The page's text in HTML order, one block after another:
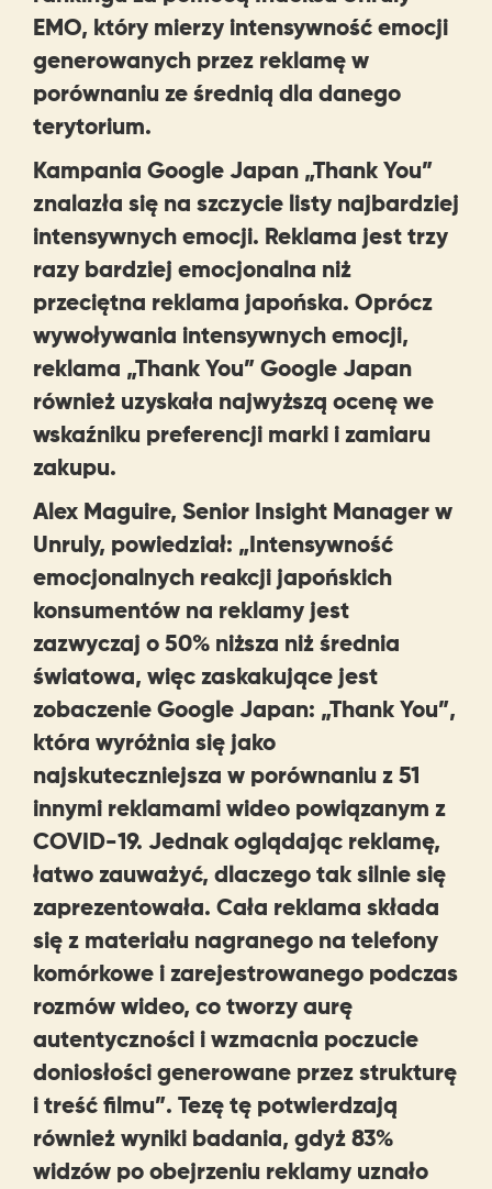
EMO, który mierzy intensywność emocji
generowanych przez reklamę w
porównaniu ze średnią dla danego
terytorium.
Kampania Google Japan „Thank You”
znalazła się na szczycie listy najbardziej
intensywnych emocji. Reklama jest trzy
razy bardziej emocjonalna niż
przeciętna reklama japońska. Oprócz
wywoływania intensywnych emocji,
reklama „Thank You” Google Japan
również uzyskała najwyższą ocenę we
wskaźniku preferencji marki i zamiaru
zakupu.
Alex Maguire, Senior Insight Manager w
Unruly, powiedział: „Intensywność
emocjonalnych reakcji japońskich
konsumentów na reklamy jest
zazwyczaj o 50% niższa niż średnia
światowa, więc zaskakujące jest
zobaczenie Google Japan: „Thank You”,
która wyróżnia się jako
najskuteczniejsza w porównaniu z 51
innymi reklamami wideo powiązanym z
COVID-19. Jednak oglądając reklamę,
łatwo zauważyć, dlaczego tak silnie się
zaprezentowała. Cała reklama składa
się z materiału nagranego na telefony
komórkowe i zarejestrowanego podczas
rozmów wideo, co tworzy aurę
autentyczności i wzmacnia poczucie
doniosłości generowane przez strukturę
i treść filmu”. Tezę tę potwierdzają
również wyniki badania, gdyż 83%
widzów po obejrzeniu reklamy uznało